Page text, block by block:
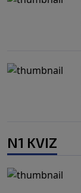
N1 KVIZ